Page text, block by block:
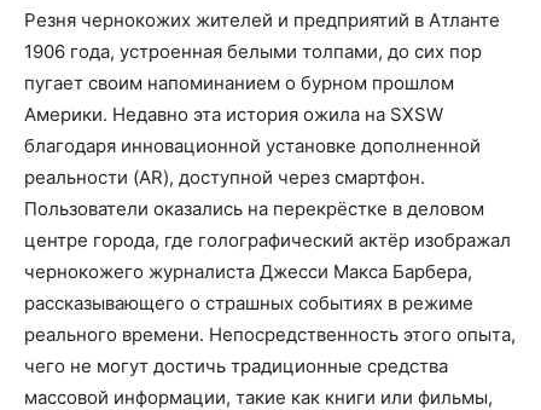
Резня чернокожих жителей и предприятий в Атланте
1906 года, устроенная белыми толпами, до сих пор
пугает своим напоминанием о бурном прошлом
Америки. Недавно эта история ожила на SXSW
благодаря инновационной установке дополненной
реальности (AR), доступной через смартфон.
Пользователи оказались на перекрёстке в деловом
центре города, где голографический актёр изображал
чернокожего журналиста Джесси Макса Барбера,
рассказывающего о страшных событиях в режиме
реального времени. Непосредственность этого опыта,
чего не могут достичь традиционные средства
массовой информации, такие как книги или фильмы,